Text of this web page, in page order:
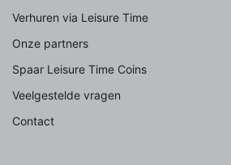
Verhuren via Leisure Time
Onze partners
Spaar Leisure Time Coins
Veelgestelde vragen
Contact